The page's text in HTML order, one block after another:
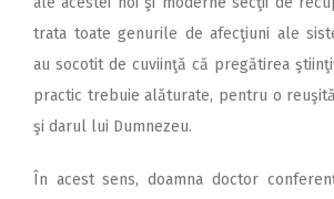
trata toate genurile de afecţiuni ale
au socotit de cuviinţă că pregătirea
practic trebuie alăturate, pentru o
şi darul lui Dumnezeu.
În acest sens, doamna doctor